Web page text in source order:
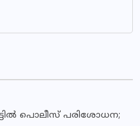
പൊലീസ് പരിശോധന;